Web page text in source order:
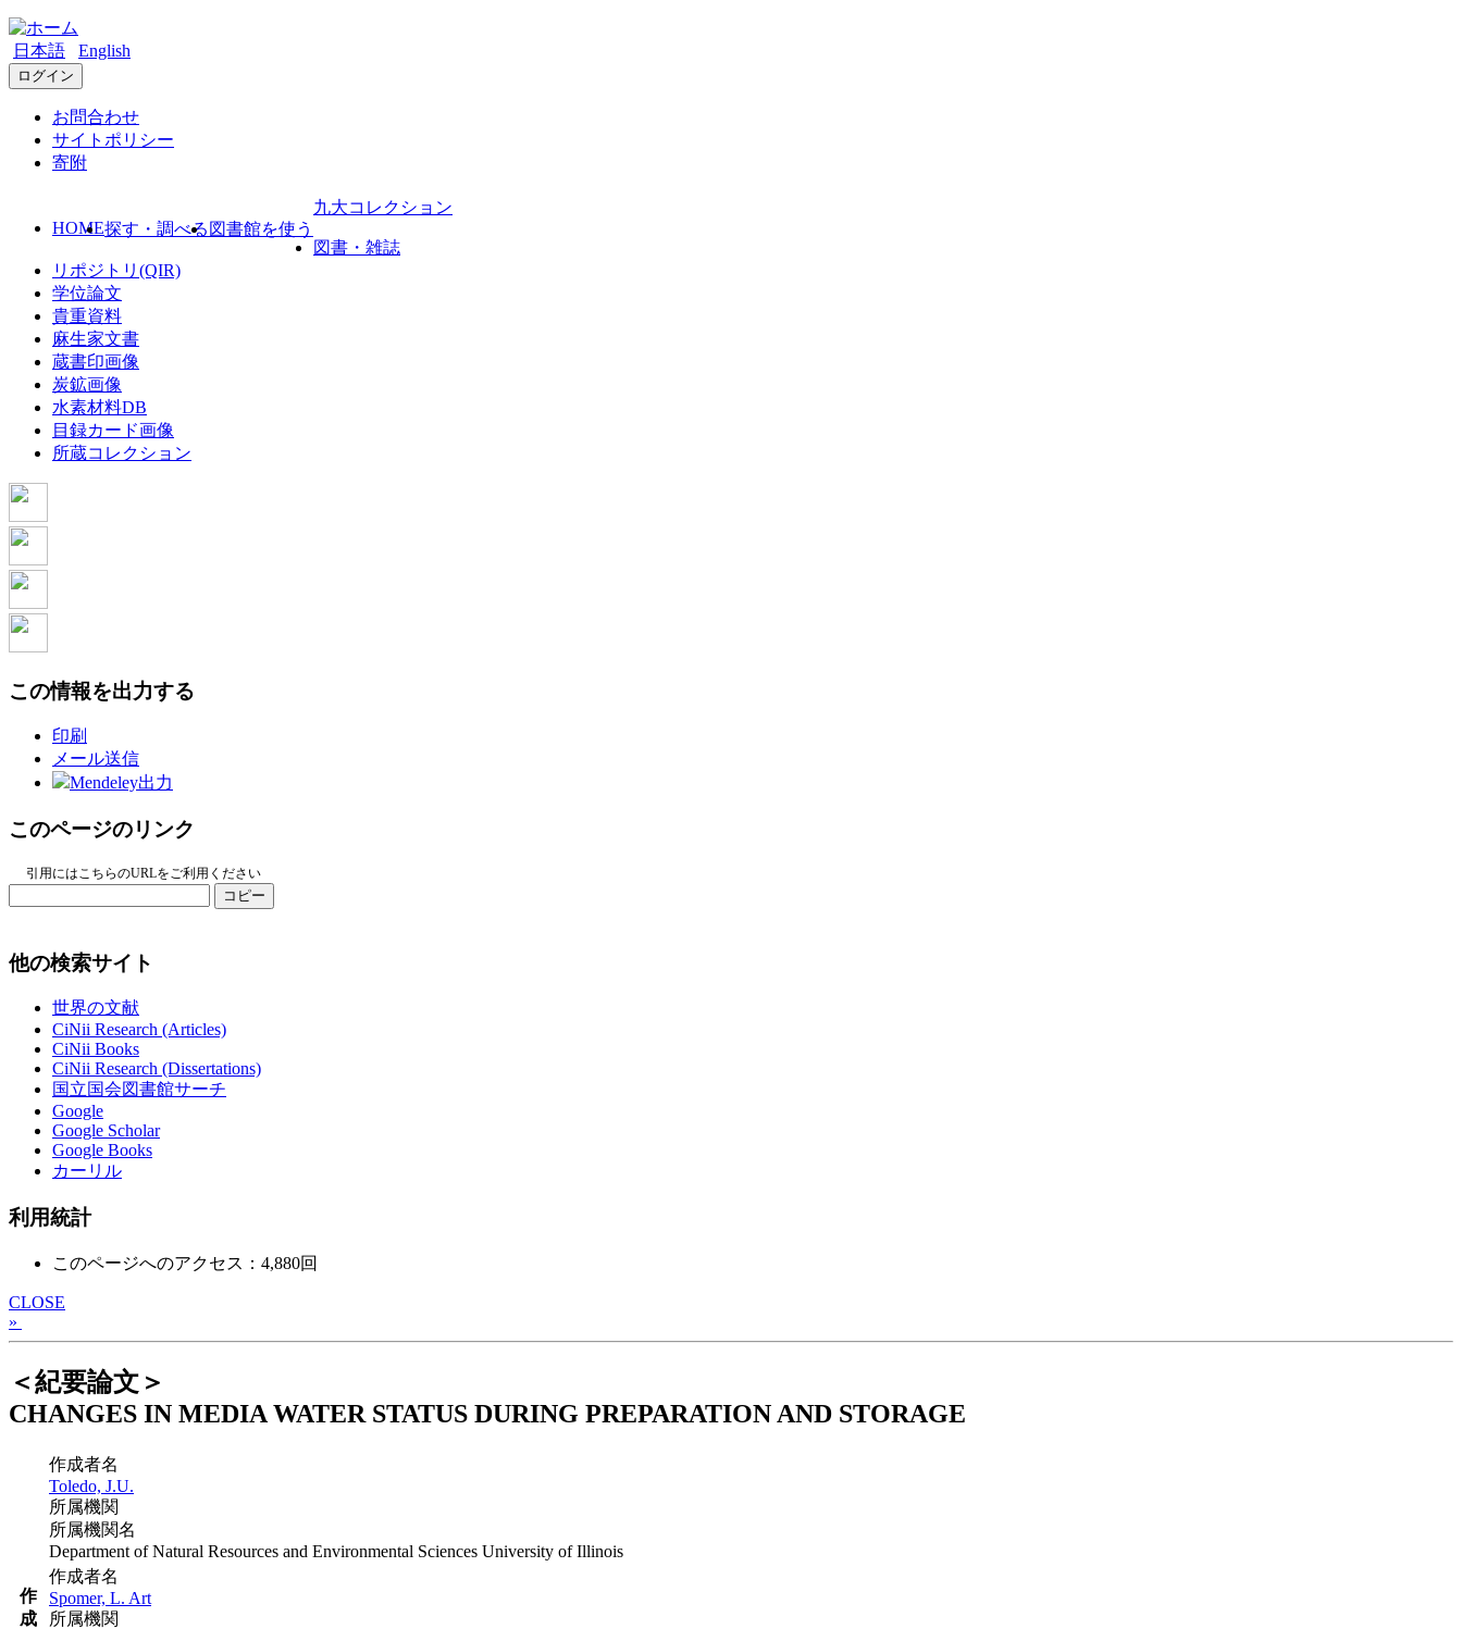
日本語 English
ログイン
お問合わせ
サイトポリシー
寄附
HOME探す・調べる 図書館を使う
九大コレクション
図書・雑誌
リポジトリ(QIR)
学位論文
貴重資料
麻生家文書
蔵書印画像
炭鉱画像
水素材料DB
目録カード画像
所蔵コレクション
この情報を出力する
印刷
メール送信
Mendeley出力
このページのリンク
引用にはこちらのURLをご利用ください
コピー
他の検索サイト
世界の文献
CiNii Research (Articles)
CiNii Books
CiNii Research (Dissertations)
国立国会図書館サーチ
Google
Google Scholar
Google Books
カーリル
利用統計
このページへのアクセス：4,880回
CLOSE
»
＜紀要論文＞
CHANGES IN MEDIA WATER STATUS DURING PREPARATION AND STORAGE
作
成
作成者名
Toledo, J.U.
所属機関
所属機関名
Department of Natural Resources and Environmental Sciences University of Illinois
作成者名
Spomer, L. Art
所属機関